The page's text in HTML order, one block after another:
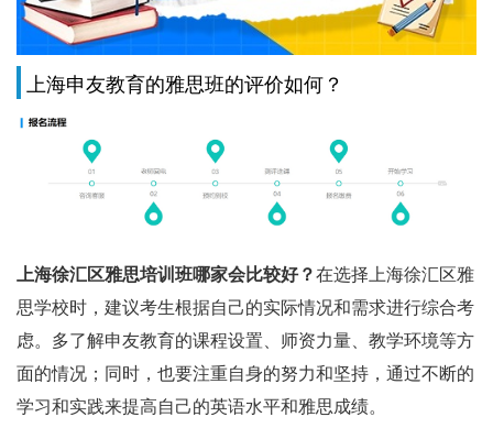
上海申友教育的雅思班的评价如何？
上海徐汇区雅思培训班哪家会比较好？在选择上海徐汇区雅
思学校时，建议考生根据自己的实际情况和需求进行综合考
虑。多了解申友教育的课程设置、师资力量、教学环境等方
面的情况；同时，也要注重自身的努力和坚持，通过不断的
学习和实践来提高自己的英语水平和雅思成绩。